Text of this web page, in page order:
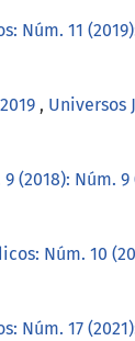
Núm. 11
, Universos
Núm. 9
Núm. 10
Núm. 17